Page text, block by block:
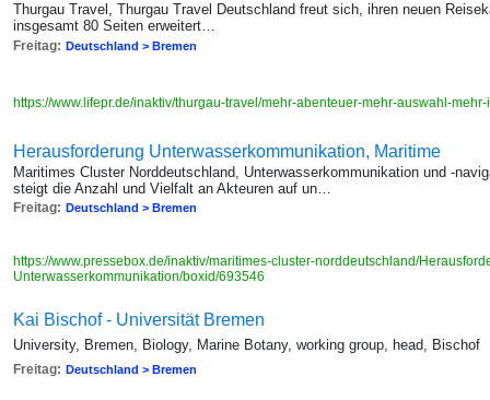
Thurgau Travel, Thurgau Travel Deutschland freut sich, ihren neuen
insgesamt 80 Seiten erweitert…
Freitag: Deutschland > Bremen
https://www.lifepr.de/inaktiv/thurgau-travel/mehr-abenteuer-mehr-auswahl-
Herausforderung Unterwasserkommunikation, Maritime
Maritimes Cluster Norddeutschland, Unterwasserkommunikation und -
steigt die Anzahl und Vielfalt an Akteuren auf un…
Freitag: Deutschland > Bremen
https://www.pressebox.de/inaktiv/maritimes-cluster-norddeutschland/
Unterwasserkommunikation/boxid/693546
Kai Bischof - Universität Bremen
University, Bremen, Biology, Marine Botany, working group, head, Bischof
Freitag: Deutschland > Bremen